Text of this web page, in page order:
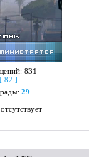
831
[ 82 ]
29